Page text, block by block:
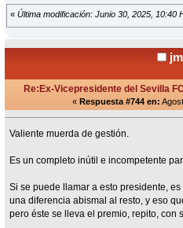
« Última modificación: Junio 30, 2025, 10:40
Re:Ex-Vicepresidente del Sevilla
« Respuesta #744 en:
Valiente muerda de gestión.
Es un completo inútil e incompetente
Si se puede llamar a esto presidente,
una diferencia abismal al resto, y eso
pero éste se lleva el premio, repito, con